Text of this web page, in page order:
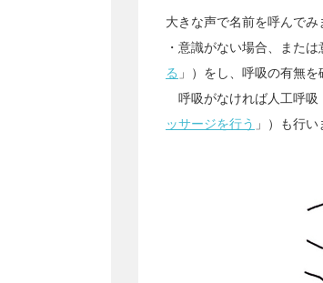
大きな声で名前を呼んでみ
・意識がない場合、また
る 」）をし、呼吸の有無を
呼吸がなければ人工呼吸
ッサージを行う 」）も行い